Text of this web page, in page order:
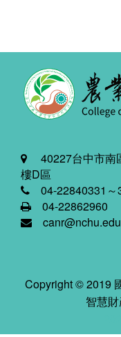
40227台中市南
樓D區
04-22840331～
04-22862960
Copyright © 2019
智慧